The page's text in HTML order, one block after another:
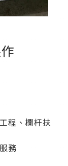
程、欄杆扶
務